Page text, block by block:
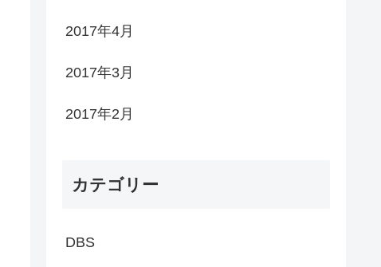
2017年4月
2017年3月
2017年2月
カテゴリー
DBS